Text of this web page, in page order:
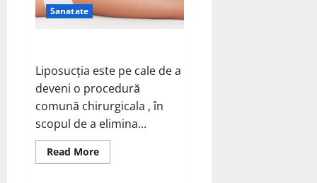
Sanatate
Liposucția este pe cale de a
deveni o procedură
comună chirurgicala , în
scopul de a elimina...
Read MoreRead
more